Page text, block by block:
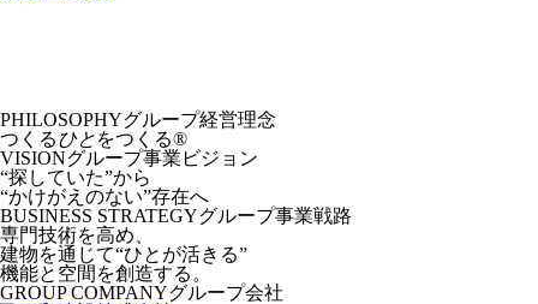
PHILOSOPHYグループ経営理念
つくるひとをつくる®︎
VISIONグループ事業ビジョン
“探していた”から
“かけがえのない”存在へ
BUSINESS STRATEGYグループ事業戦路
専門技術を高め、
建物を通じて“ひとが活きる”
機能と空間を創造する。
GROUP COMPANYグループ会社